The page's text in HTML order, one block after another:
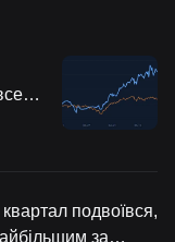
подвоївся,
за